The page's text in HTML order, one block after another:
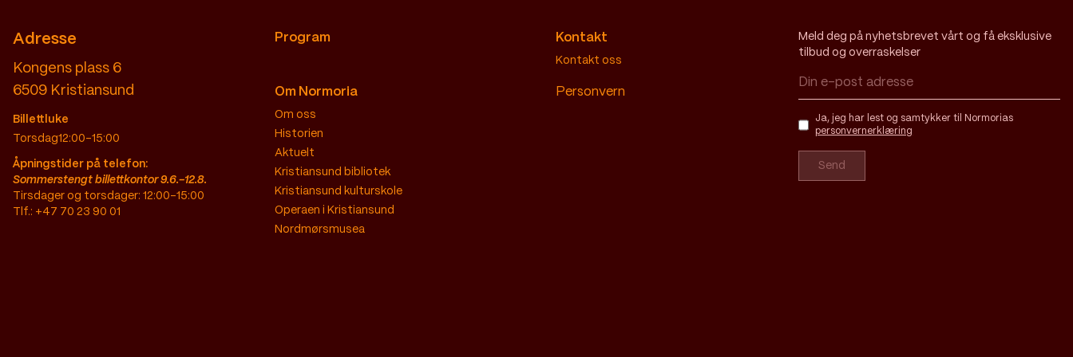
Adresse
Kongens plass 6
6509 Kristiansund
Billettluke
Torsdag12:00–15:00
Åpningstider på telefon:
Sommerstengt billettkontor 9.6.-12.8.
Tirsdager og torsdager: 12:00-15:00
Tlf.: +47 70 23 90 01
Program Kontakt
Kontakt oss
Om Normoria
Om oss
Historien
Aktuelt
Kristiansund bibliotek
Kristiansund kulturskole
Operaen i Kristiansund
Nordmørsmusea
Personvern
Meld deg på nyhetsbrevet vårt og få eksklusive
tilbud og overraskelser
Ja, jeg har lest og samtykker til Normorias
personvernerklæring
Send